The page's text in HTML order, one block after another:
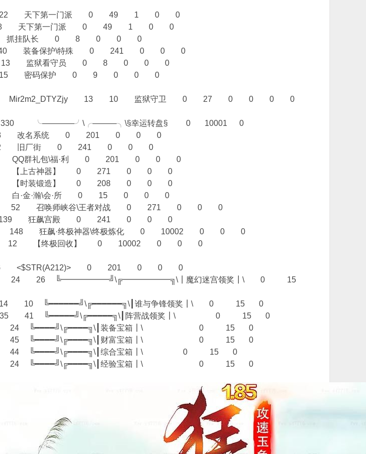
34 22 天下第一门派 0 49 1 0 0
318 天下第一门派 0 49 1 0 0
12 抓挂队长 0 8 0 0 0
20 40 装备保护\特殊 0 241 0 0 0
13 监狱看守员 0 8 0 0 0
15 15 密码保护 0 9 0 0 0
验证NPC Mir2m2_DTYZjy 13 10 监狱守卫 0 27 0 0 0 0
330 ╰————╯\╭———╮\§幸运转盘§ 0 10001 0
23 改名系统 0 201 0 0 0
20 22 旧厂街 0 241 0 0 0
QQ群礼包\福·利 0 201 0 0 0
【上古神器】 0 271 0 0 0
【时装锻造】 0 208 0 0 0
白·金·瀚\会·所 0 15 0 0 0
41 52 召唤师峡谷\王者对战 0 271 0 0 0
139 狂飙宫殿 0 241 0 0 0
148 狂飙·终极神器\终极炼化 0 10002 0 0 0
19 12 【终极回收】 0 10002 0 0 0
336 <$STR(A212)> 0 201 0 0 0
泡点 24 26 ╚━━━━━━╝\╔━━━━━━╗\┃魔幻迷宫领奖┃\ 0 15
14 10 ╚━━━━━━╝\╔━━━━━━╗\┃谁与争锋领奖┃\ 0 15 0
35 41 ╚━━━━━╝\╔━━━━━╗\┃阵营战领奖┃\ 0 15 0
36 24 ╚━━━━╝\╔━━━━╗\┃装备宝箱┃\ 0 15 0
36 45 ╚━━━━╝\╔━━━━╗\┃财富宝箱┃\ 0 15 0
44 ╚━━━━╝\╔━━━━╗\┃综合宝箱┃\ 0 15 0
15 24 ╚━━━━╝\╔━━━━╗\┃经验宝箱┃\ 0 15 0